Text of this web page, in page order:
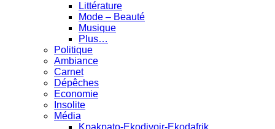
Littérature
Mode – Beauté
Musique
Plus…
Politique
Ambiance
Carnet
Dépêches
Economie
Insolite
Média